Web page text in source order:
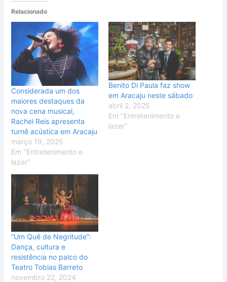
Relacionado
Considerada um dos
maiores destaques da
nova cena musical,
Rachel Reis apresenta
turnê acústica em Aracaju
março 19, 2025
Em "Entretenimento e
lazer"
Benito Di Paula faz show
em Aracaju neste sábado
abril 2, 2025
Em "Entretenimento e
lazer"
“Um Quê de Negritude”:
Dança, cultura e
resistência no palco do
Teatro Tobias Barreto
novembro 22, 2024